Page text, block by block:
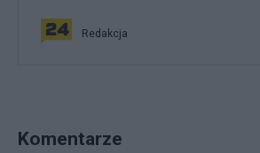
Redakcja
Komentarze